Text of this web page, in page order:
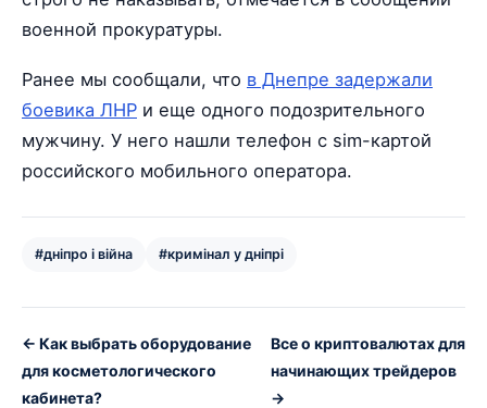
военной прокуратуры.
Ранее мы сообщали, что в Днепре задержали
боевика ЛНР и еще одного подозрительного
мужчину. У него нашли телефон с sim-картой
российского мобильного оператора.
#дніпро і війна #кримінал у дніпрі
← Как выбрать оборудование
для косметологического
кабинета?
Все о криптовалютах для
начинающих трейдеров
→